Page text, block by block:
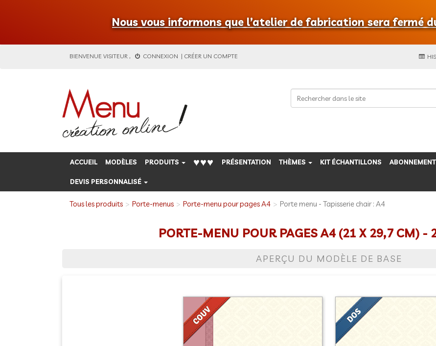
Nous vous informons que l’atelier de fabrication sera fermé
BIENVENUE VISITEUR , CONNEXION | CRÉER UN COMPTE
ACCUEIL MODÈLES PRODUITS ♥♥♥ PRÉSENTATION THÈMES KIT ÉCHANTILLONS ABONNEMENT
DEVIS PERSONNALISÉ
Tous les produits Porte-menus Porte-menu pour pages A4 Porte menu - Tapisserie chair : A4
PORTE-MENU POUR PAGES A4 (21 X 29,7 CM) -
APERÇU DU MODÈLE DE BASE